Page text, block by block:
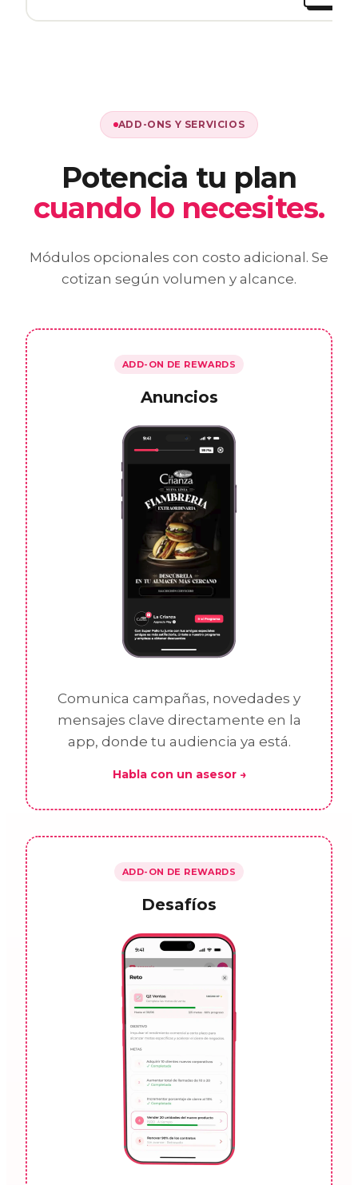
ADD-ONS Y SERVICIOS
Potencia tu plan
cuando lo necesites.
Módulos opcionales con costo adicional. Se
cotizan según volumen y alcance.
ADD-ON DE REWARDS
Anuncios
Comunica campañas, novedades y
mensajes clave directamente en la
app, donde tu audiencia ya está.
Habla con un asesor →
ADD-ON DE REWARDS
Desafíos